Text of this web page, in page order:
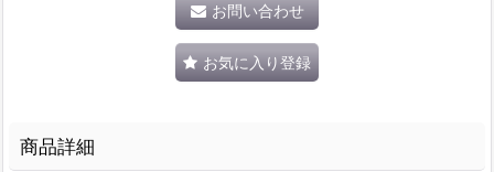
お問い合わせ
お気に入り登録
商品詳細